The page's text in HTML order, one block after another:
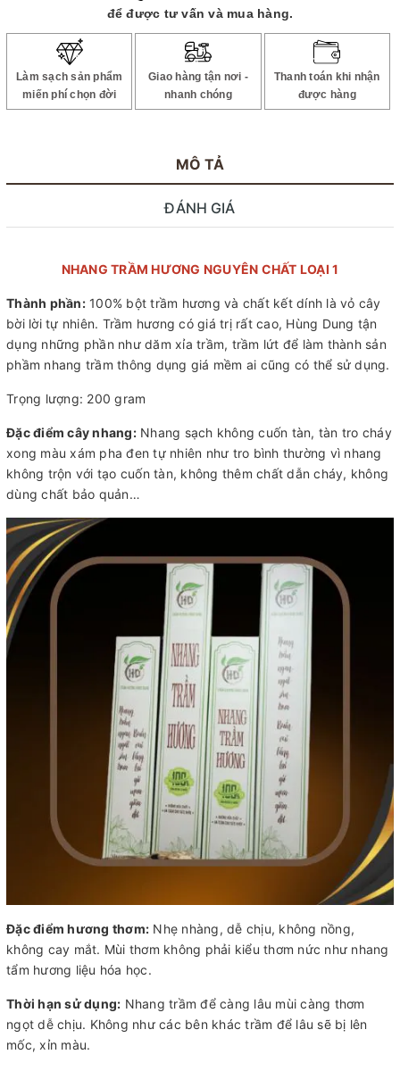
để được tư vấn và mua hàng.
Làm sạch sản phẩm
miến phí chọn đời
Giao hàng tận nơi -
nhanh chóng
Thanh toán khi nhận
được hàng
MÔ TẢ
ĐÁNH GIÁ
NHANG TRẦM HƯƠNG NGUYÊN CHẤT LOẠI 1
Thành phần:100% bột trầm hương và chất kết dính là vỏ cây
bời lời tự nhiên. Trầm hương có giá trị rất cao, Hùng Dung tận
dụng những phần như dăm xỉa trầm, trầm lứt để làm thành sản
phầm nhang trầm thông dụng giá mềm ai cũng có thể sử dụng.
Trọng lượng: 200 gram
Đặc điểm cây nhang:Nhang sạch không cuốn tàn, tàn tro cháy
xong màu xám pha đen tự nhiên như tro bình thường vì nhang
không trộn với tạo cuốn tàn, không thêm chất dẫn cháy, không
dùng chất bảo quản…
Đặc điểm hương thơm: Nhẹ nhàng, dễ chịu, không nồng,
không cay mắt. Mùi thơm không phải kiểu thơm nức như nhang
tẩm hương liệu hóa học.
Thời hạn sử dụng: Nhang trầm để càng lâu mùi càng thơm
ngọt dễ chịu. Không như các bên khác trầm để lâu sẽ bị lên
mốc, xỉn màu.